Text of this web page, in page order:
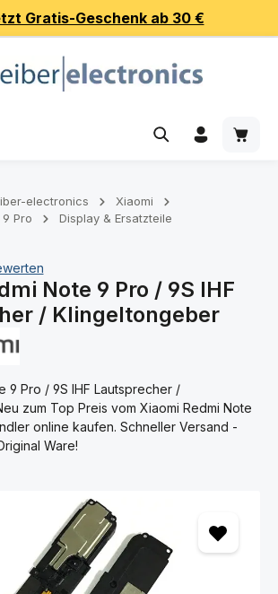
Gratis-Geschenk ab 30 €
electronics
Xiaomi
Pro
Display & Ersatzteile
von 0 von 5 Sternen
Note 9 Pro / 9S IHF
/ Klingeltongeber
9 Pro / 9S IHF Lautsprecher /
zum Top Preis vom Xiaomi Redmi Note
online kaufen. Schneller Versand -
Ware!